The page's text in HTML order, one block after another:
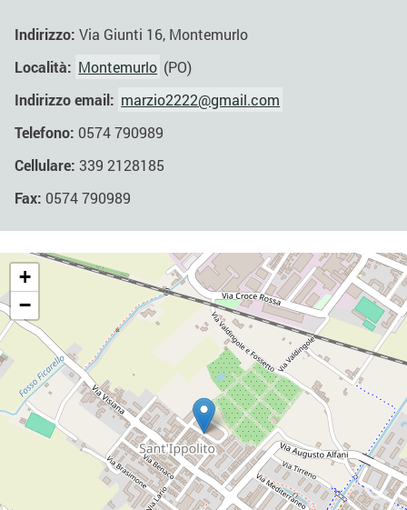
Indirizzo: Via Giunti 16, Montemurlo
Località: Montemurlo (PO)
Indirizzo email: marzio2222@gmail.com
Telefono: 0574 790989
Cellulare: 339 2128185
Fax: 0574 790989
+
−